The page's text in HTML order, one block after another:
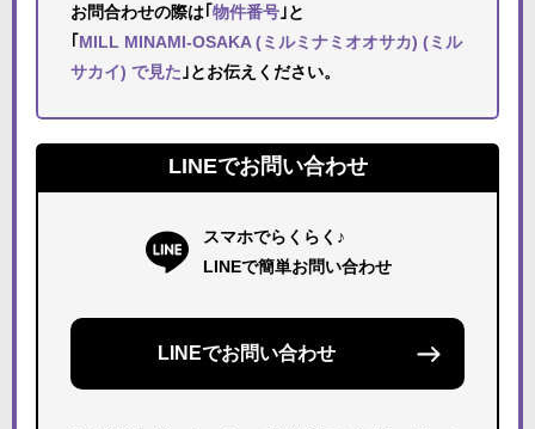
お問合わせの際は｢ 物件番号 ｣と
MILL MINAMI-OSAKA (ミルミナミオオサカ) (ミル
サカイ) で見た ｣とお伝えください。
LINEでお問い合わせ
スマホでらくらく♪
LINEで簡単お問い合わせ
LINEでお問い合わせ